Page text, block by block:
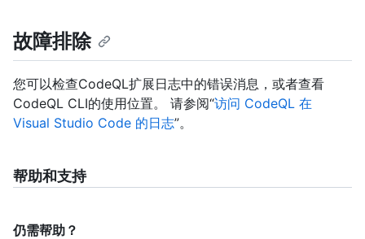
故障排除
您可以检查CodeQL扩展日志中的错误消息，或者查看
CodeQL CLI的使用位置。 请参阅“访问 CodeQL 在
Visual Studio Code 的日志”。
帮助和支持
仍需帮助？